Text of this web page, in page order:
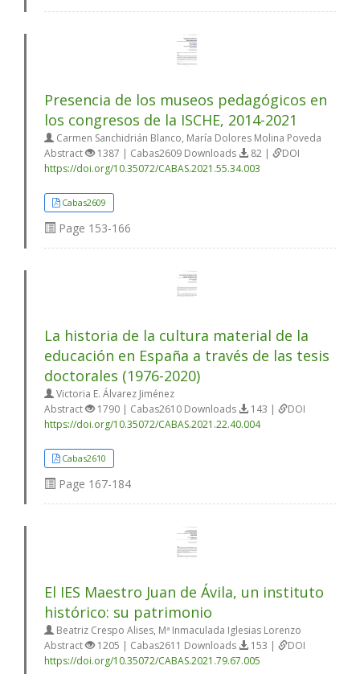
Presencia de los museos pedagógicos en
los congresos de la ISCHE, 2014-2021
Carmen Sanchidrián Blanco, María Dolores Molina Poveda
Abstract
1387 | Cabas2609 Downloads 82 |
DOI
https://doi.org/10.35072/CABAS.2021.55.34.003
Cabas2609
Page 153-166
La historia de la cultura material de la
educación en España a través de las tesis
doctorales (1976-2020)
Victoria E. Álvarez Jiménez
Abstract
1790 | Cabas2610 Downloads 143 |
DOI
https://doi.org/10.35072/CABAS.2021.22.40.004
Cabas2610
Page 167-184
El IES Maestro Juan de Ávila, un instituto
histórico: su patrimonio
Beatriz Crespo Alises, Mª Inmaculada Iglesias Lorenzo
Abstract
1205 | Cabas2611 Downloads 153 |
DOI
https://doi.org/10.35072/CABAS.2021.79.67.005